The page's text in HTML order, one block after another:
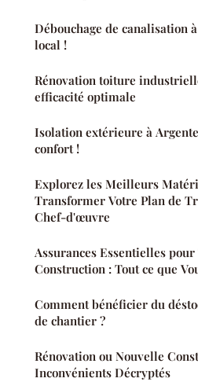
Débouchage de canalisation
local !
Rénovation toiture
efficacité optimale
Isolation extérieure à
confort !
Explorez les Meilleurs
Transformer Votre Plan de
Chef-d'œuvre
Assurances Essentielles
Construction : Tout ce que
Comment bénéficier du
de chantier ?
Rénovation ou Nouvelle
Inconvénients Décryptés